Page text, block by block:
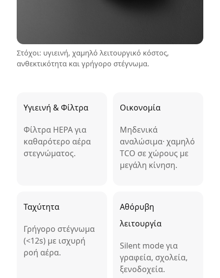
Στόχοι: υγιεινή, χαμηλό λειτουργικό κόστος,
ανθεκτικότητα και γρήγορο στέγνωμα.
Υγιεινή & Φίλτρα
Φίλτρα HEPA για
καθαρότερο αέρα
στεγνώματος.
Οικονομία
Μηδενικά
αναλώσιμα· χαμηλό
TCO σε χώρους με
μεγάλη κίνηση.
Ταχύτητα
Γρήγορο στέγνωμα
(<12s) με ισχυρή
ροή αέρα.
Αθόρυβη
λειτουργία
Silent mode για
γραφεία, σχολεία,
ξενοδοχεία.